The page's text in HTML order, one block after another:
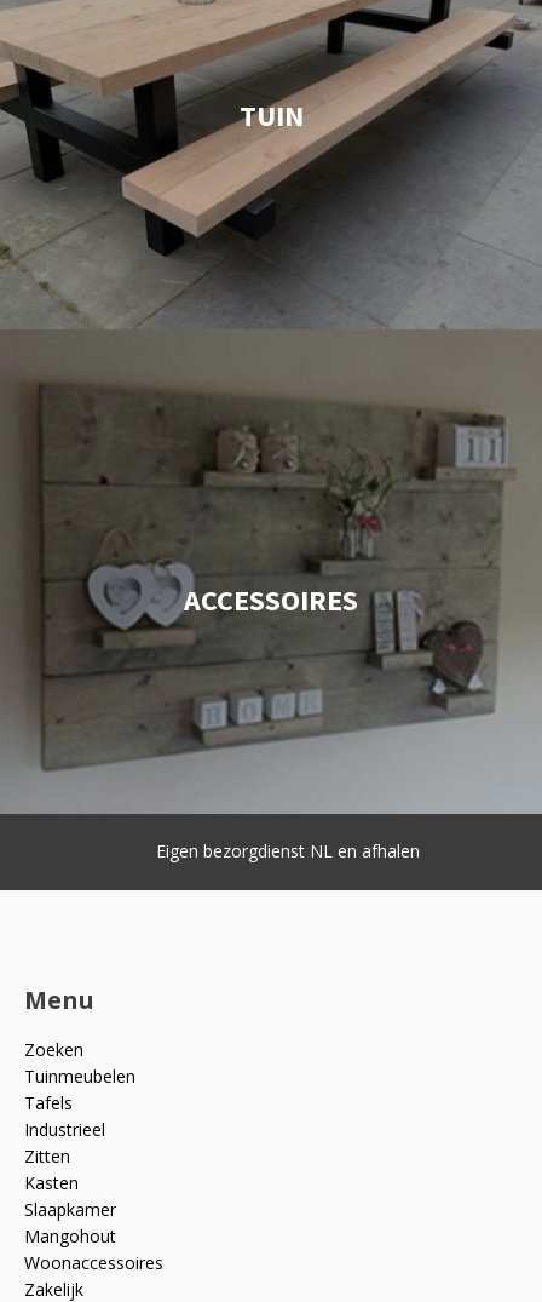
TUIN
ACCESSOIRES
Eigen bezorgdienst NL en afhalen
Menu
Zoeken
Tuinmeubelen
Tafels
Industrieel
Zitten
Kasten
Slaapkamer
Mangohout
Woonaccessoires
Zakelijk